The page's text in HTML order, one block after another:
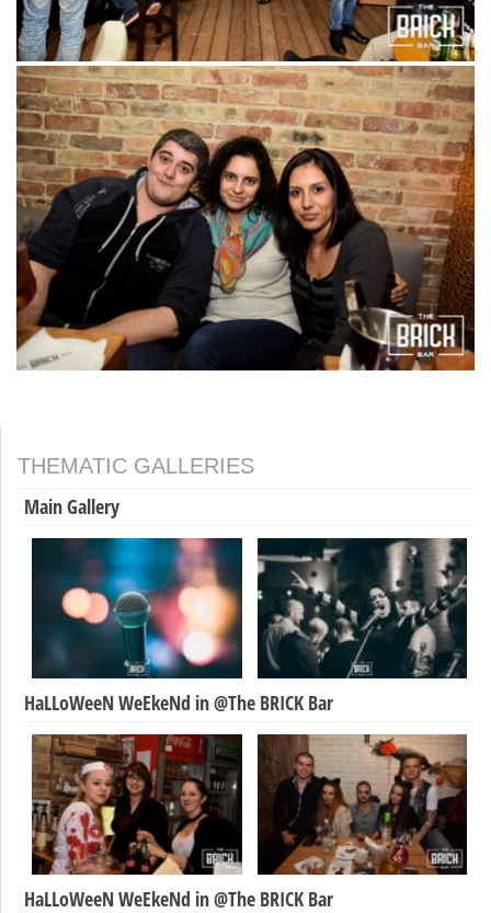
THEMATIC GALLERIES
Main Gallery
HaLLoWeeN WeEkeNd in @The BRICK Bar
HaLLoWeeN WeEkeNd in @The BRICK Bar